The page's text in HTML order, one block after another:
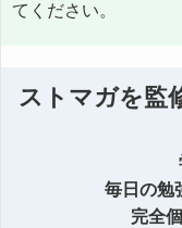
てください。
ストマガを監
毎日の勉
完全